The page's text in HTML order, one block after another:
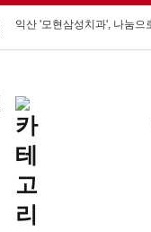
전북은행, 익산 취약계층의
익산 민-관, K-문화도시 도약